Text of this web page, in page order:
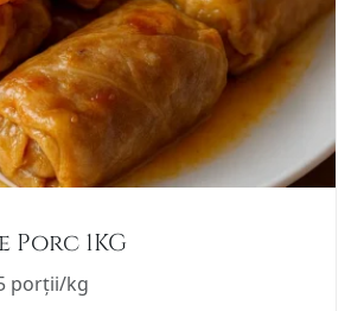
Porc 1KG
porții/kg